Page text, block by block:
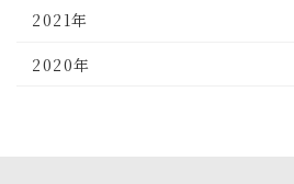
2021年
2020年